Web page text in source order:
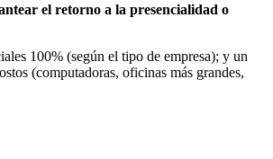
el retorno a la presencialidad o
100% (según el tipo de empresa); y un
(computadoras, oficinas más grandes,